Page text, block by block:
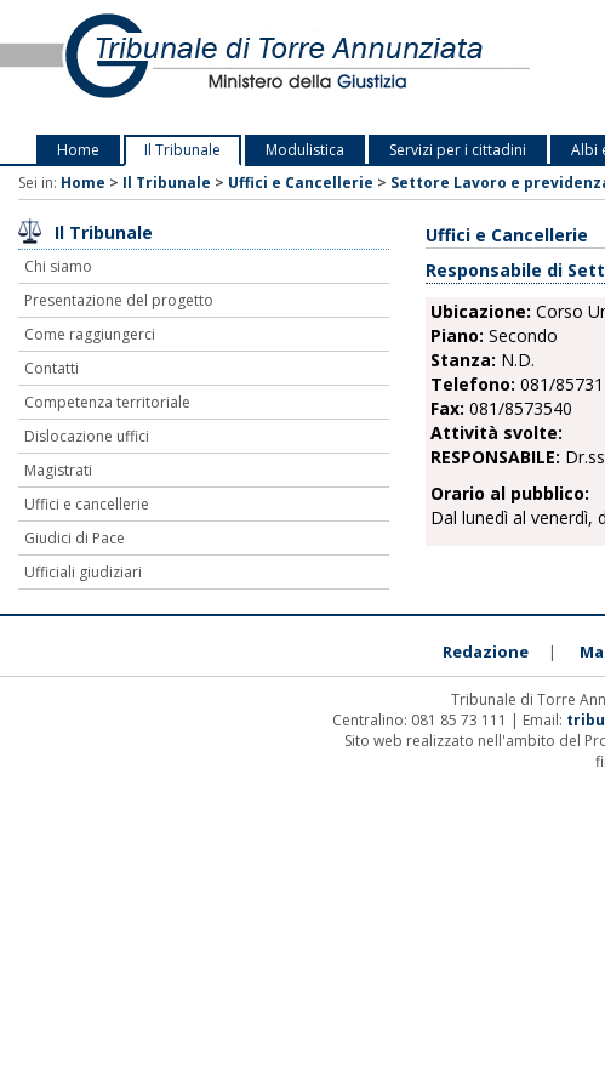
Home Il Tribunale Modulistica Servizi per i cittadini Albi
Sei in: Home > Il Tribunale > Uffici e Cancellerie > Settore Lavoro e
Il Tribunale
Chi siamo
Presentazione del progetto
Come raggiungerci
Contatti
Competenza territoriale
Dislocazione uffici
Magistrati
Uffici e cancellerie
Giudici di Pace
Ufficiali giudiziari
Uffici e Cancellerie
Responsabile di
Ubicazione: Corso
Piano: Secondo
Stanza: N.D.
Telefono: 081/
Fax: 081/8573540
Attività svolte:
RESPONSABILE:
Orario al pubblico:
Dal lunedì al venerdì,
Redazione |
Tribunale di Torre
Centralino: 081 85 73 111 | Email:
Sito web realizzato nell'ambito del